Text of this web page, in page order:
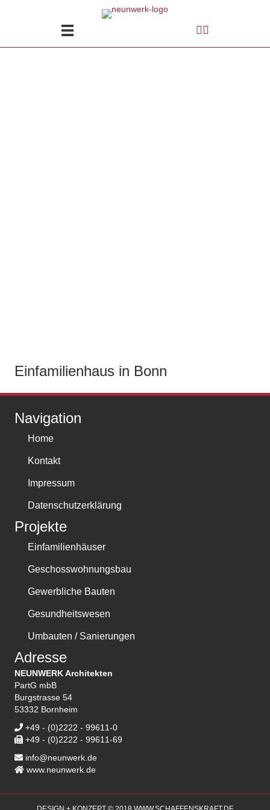
Einfamilienhaus in Bonn
Navigation
Home
Kontakt
Impressum
Datenschutzerklärung
Projekte
Einfamilienhäuser
Geschosswohnungsbau
Gewerbliche Bauten
Gesundheitswesen
Umbauten / Sanierungen
Adresse
NEUNWERK Architekten
PartG mbB
Burgstrasse 54
53332 Bornheim
+49 - (0)2222 - 99611-0
+49 - (0)2222 - 99611-69
info@neunwerk.de
www.neunwerk.de